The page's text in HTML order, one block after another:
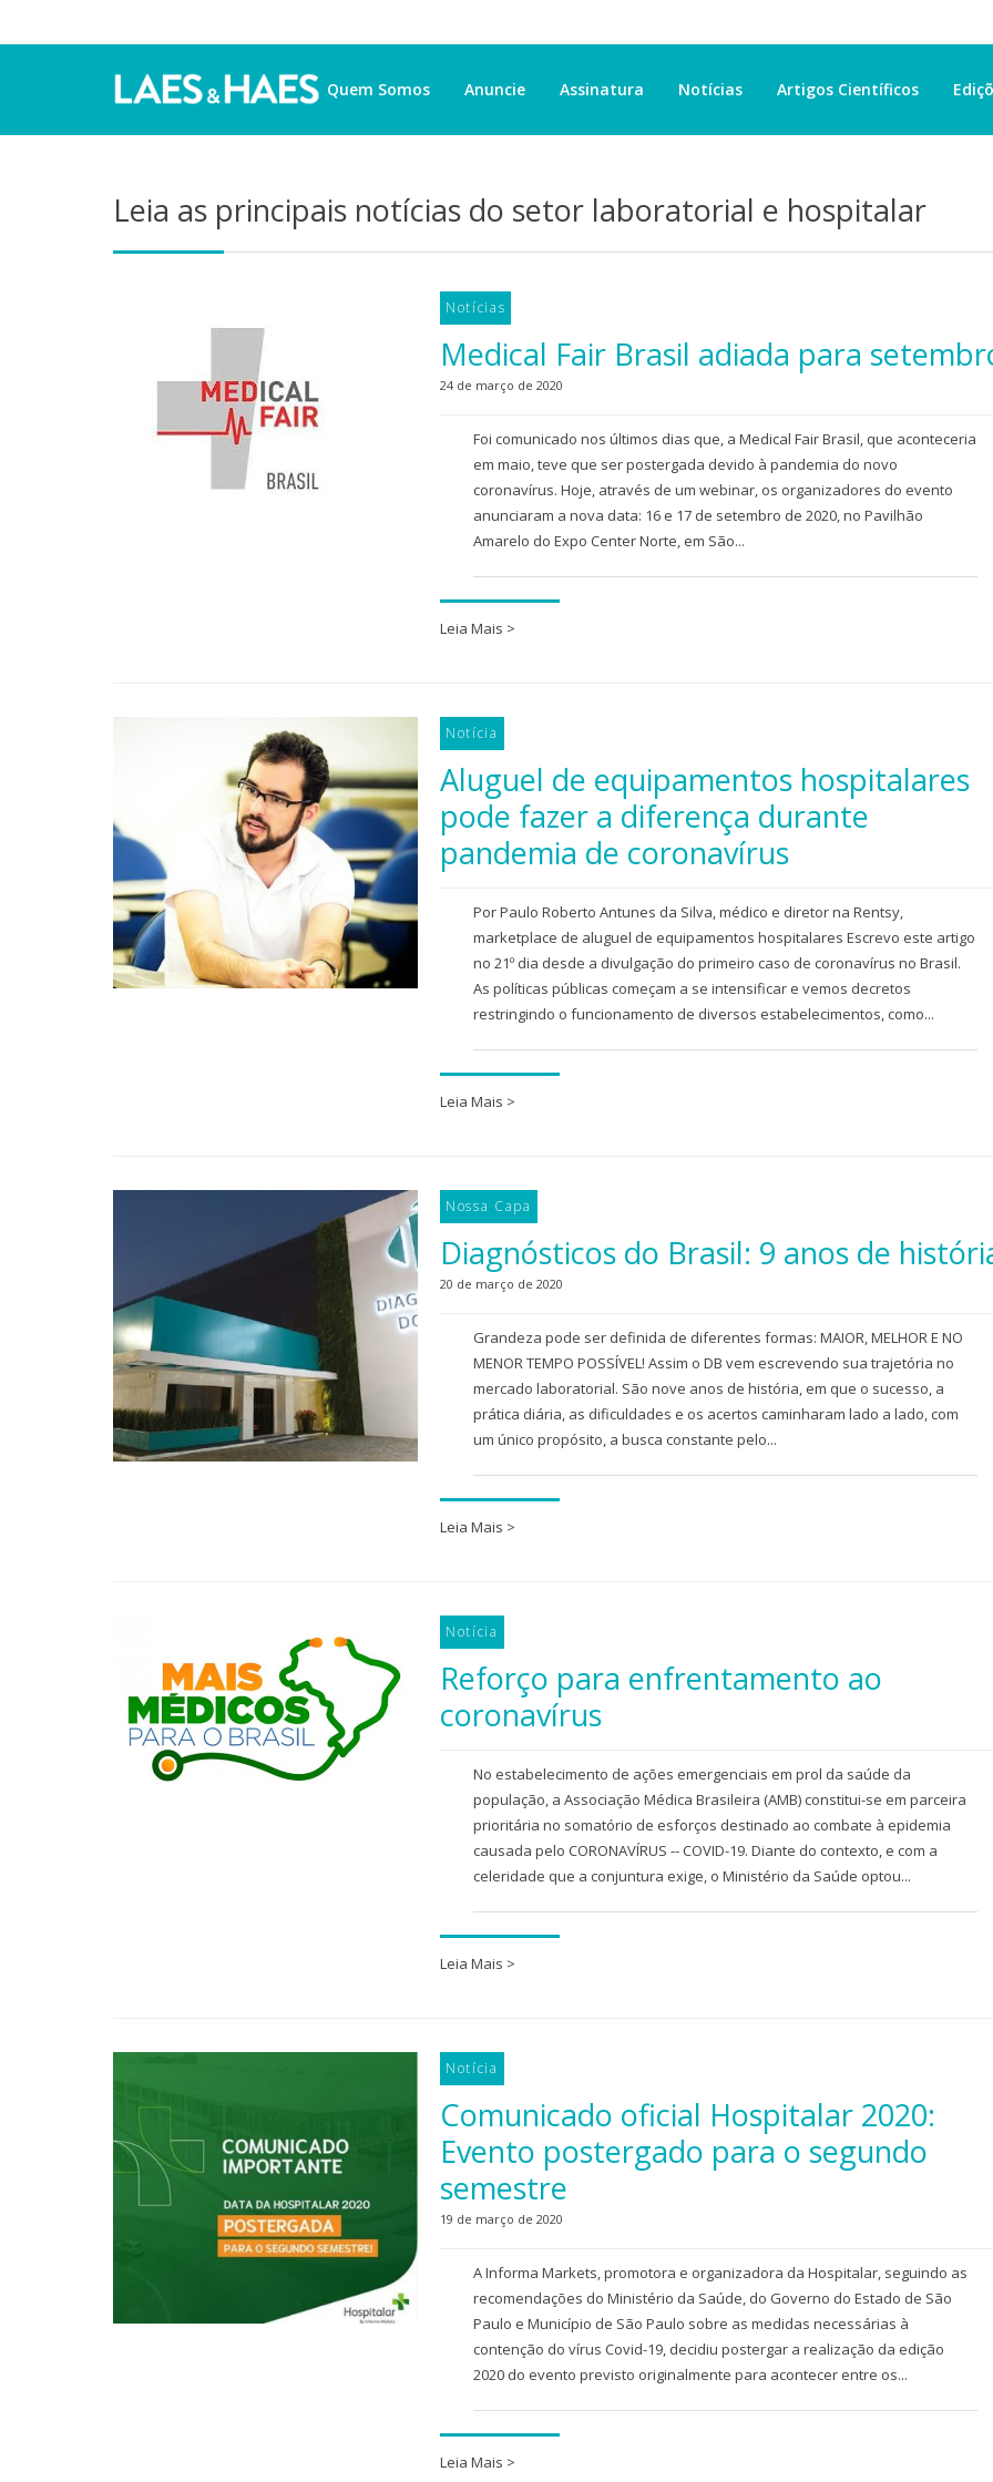
Quem Somos Anuncie Assinatura Notícias Artigos Científicos
Leia as principais notícias do setor laboratorial e hospitalar
Notícias
Medical Fair Brasil adiada para
24 de março de 2020
Foi comunicado nos últimos dias que, a Medical Fair Brasil, que aconteceria
em maio, teve que ser postergada devido à pandemia do novo
coronavírus. Hoje, através de um webinar, os organizadores do evento
anunciaram a nova data: 16 e 17 de setembro de 2020, no Pavilhão
Amarelo do Expo Center Norte, em São...
Leia Mais >
Notícia
Aluguel de equipamentos hospitalares
pode fazer a diferença durante
pandemia de coronavírus
Por Paulo Roberto Antunes da Silva, médico e diretor na Rentsy,
marketplace de aluguel de equipamentos hospitalares Escrevo este artigo
no 21º dia desde a divulgação do primeiro caso de coronavírus no Brasil.
As políticas públicas começam a se intensificar e vemos decretos
restringindo o funcionamento de diversos estabelecimentos, como...
Leia Mais >
Nossa Capa
Diagnósticos do Brasil: 9 anos de
20 de março de 2020
Grandeza pode ser definida de diferentes formas: MAIOR, MELHOR E NO
MENOR TEMPO POSSÍVEL! Assim o DB vem escrevendo sua trajetória no
mercado laboratorial. São nove anos de história, em que o sucesso, a
prática diária, as dificuldades e os acertos caminharam lado a lado, com
um único propósito, a busca constante pelo...
Leia Mais >
Notícia
Reforço para enfrentamento ao
coronavírus
No estabelecimento de ações emergenciais em prol da saúde da
população, a Associação Médica Brasileira (AMB) constitui-se em parceira
prioritária no somatório de esforços destinado ao combate à epidemia
causada pelo CORONAVÍRUS -- COVID-19. Diante do contexto, e com a
celeridade que a conjuntura exige, o Ministério da Saúde optou...
Leia Mais >
Notícia
Comunicado oficial Hospitalar 2020:
Evento postergado para o segundo
semestre
19 de março de 2020
A Informa Markets, promotora e organizadora da Hospitalar, seguindo as
recomendações do Ministério da Saúde, do Governo do Estado de São
Paulo e Município de São Paulo sobre as medidas necessárias à
contenção do vírus Covid-19, decidiu postergar a realização da edição
2020 do evento previsto originalmente para acontecer entre os...
Leia Mais >